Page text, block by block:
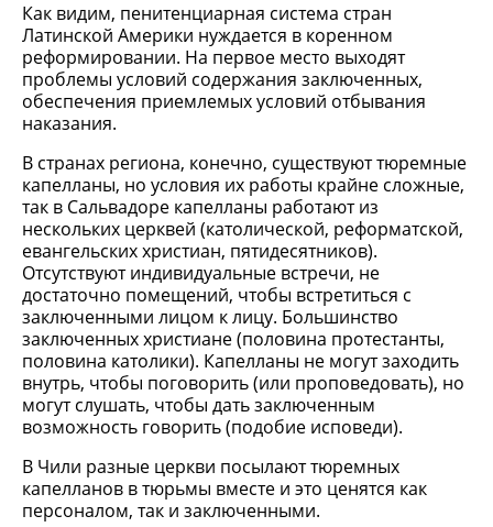
Как видим, пенитенциарная система стран
Латинской Америки нуждается в коренном
реформировании. На первое место выходят
проблемы условий содержания заключенных,
обеспечения приемлемых условий отбывания
наказания.
В странах региона, конечно, существуют тюремные
капелланы, но условия их работы крайне сложные,
так в Сальвадоре капелланы работают из
нескольких церквей (католической, реформатской,
евангельских христиан, пятидесятников).
Отсутствуют индивидуальные встречи, не
достаточно помещений, чтобы встретиться с
заключенными лицом к лицу. Большинство
заключенных христиане (половина протестанты,
половина католики). Капелланы не могут заходить
внутрь, чтобы поговорить (или проповедовать), но
могут слушать, чтобы дать заключенным
возможность говорить (подобие исповеди).
В Чили разные церкви посылают тюремных
капелланов в тюрьмы вместе и это ценятся как
персоналом, так и заключенными.